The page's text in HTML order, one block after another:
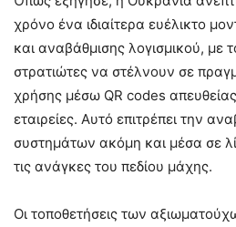
χρόνο ένα ιδιαίτερα ευέλικτο
και αναβάθμισης λογισμικού, με
στρατιώτες να στέλνουν σε
χρήσης μέσω QR codes
εταιρείες. Αυτό επιτρέπει την
συστημάτων ακόμη και μέσα σε
τις ανάγκες του πεδίου μάχης.
Οι τοποθετήσεις των